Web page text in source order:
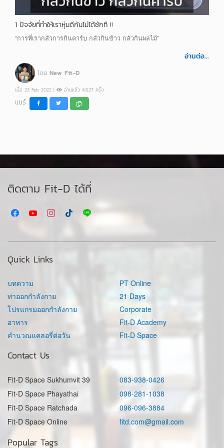
1 ปัจจัยที่ทำให้เราหุ่นดีกันไม่ได้ซักที !!
“การที่เรากลัวการกินคาร์บ กลัวกินข้าว กลัวกินผลไม้”
อ่านต่อ...
โดย New Fit-D
เมื่อ 23 Feb 2022 | อ่านแล้ว 4,627 ครั้ง
แชร์
ติดตาม Fit-D ได้ที่
Quick Links
บทความ
ท่าออกกำลังกาย
โปรแกรมออกกำลังกาย
อาหาร
คำนวณแคลอรี่ต่อวัน
PT Online
21 Days
Corporate
Fit-D Academy
Fit-D Space
Contact Us
Fit-D Space Sukhumvit 39
083-938-0426
Fit-D Space Phayathai
098-281-1038
Fit-D Space Ratchada
096-096-3884
Fit-D Space Online
fitd.com@gmail.com
Popular Tags